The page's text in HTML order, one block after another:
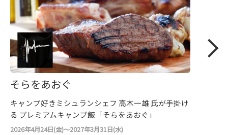
そらをあおぐ
キャンプ好きミシュランシェフ ⾼⽊⼀雄 ⽒が手掛け
る プレミアムキャンプ飯「そらをあおぐ」
2026年4月24日(金)～2027年3月31日(水)